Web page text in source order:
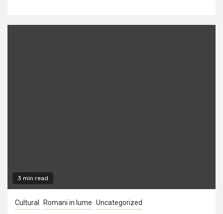
3 min read
Cultural Romani in lume Uncategorized